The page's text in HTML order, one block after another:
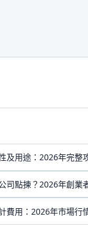
及用途：2026年完整
司點揀？2026年創業
費用：2026年市場行